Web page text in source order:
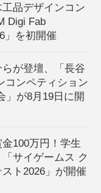
品デザインコン
Digi Fab
」を初開催
が登壇、「長谷
コンペティション
」が8月19日に開
金100万円！学生
サイゲームス ク
ト2026」が開催